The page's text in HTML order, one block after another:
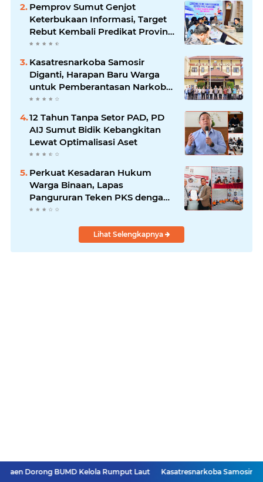
Pemprov Sumut Genjot
Keterbukaan Informasi, Target
Rebut Kembali Predikat Provinsi
Informatif
Kasatresnarkoba Samosir
Diganti, Harapan Baru Warga
untuk Pemberantasan Narkoba
Menguat
12 Tahun Tanpa Setor PAD, PD
AIJ Sumut Bidik Kebangkitan
Lewat Optimalisasi Aset
Perkuat Kesadaran Hukum
Warga Binaan, Lapas
Pangururan Teken PKS dengan
LBH Robert Imbang Tamba
Lihat Selengkapnya
Kelola Rumput Laut Kasatresnarkoba Samosir Diganti,